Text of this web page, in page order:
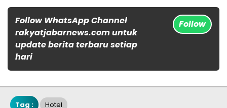
Follow WhatsApp Channel
rakyatjabarnews.com untuk
update berita terbaru setiap
hari
Follow
Tag : Hotel